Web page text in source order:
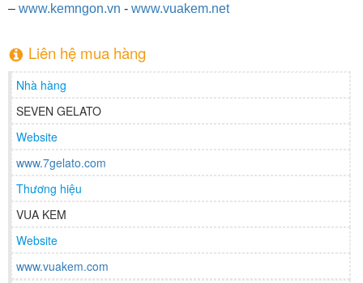
– www.kemngon.vn - www.vuakem.net
Liên hệ mua hàng
Nhà hàng
SEVEN GELATO
Website
www.7gelato.com
Thương hiệu
VUA KEM
Website
www.vuakem.com